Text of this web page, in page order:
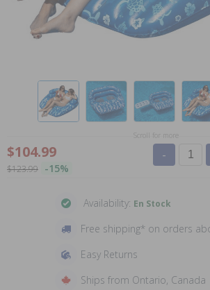
Scroll for more
$104.99
$123.99 -15%
-
Availability: En Stock
Free shipping* on orders
Easy Returns
Ships from Ontario, Canada